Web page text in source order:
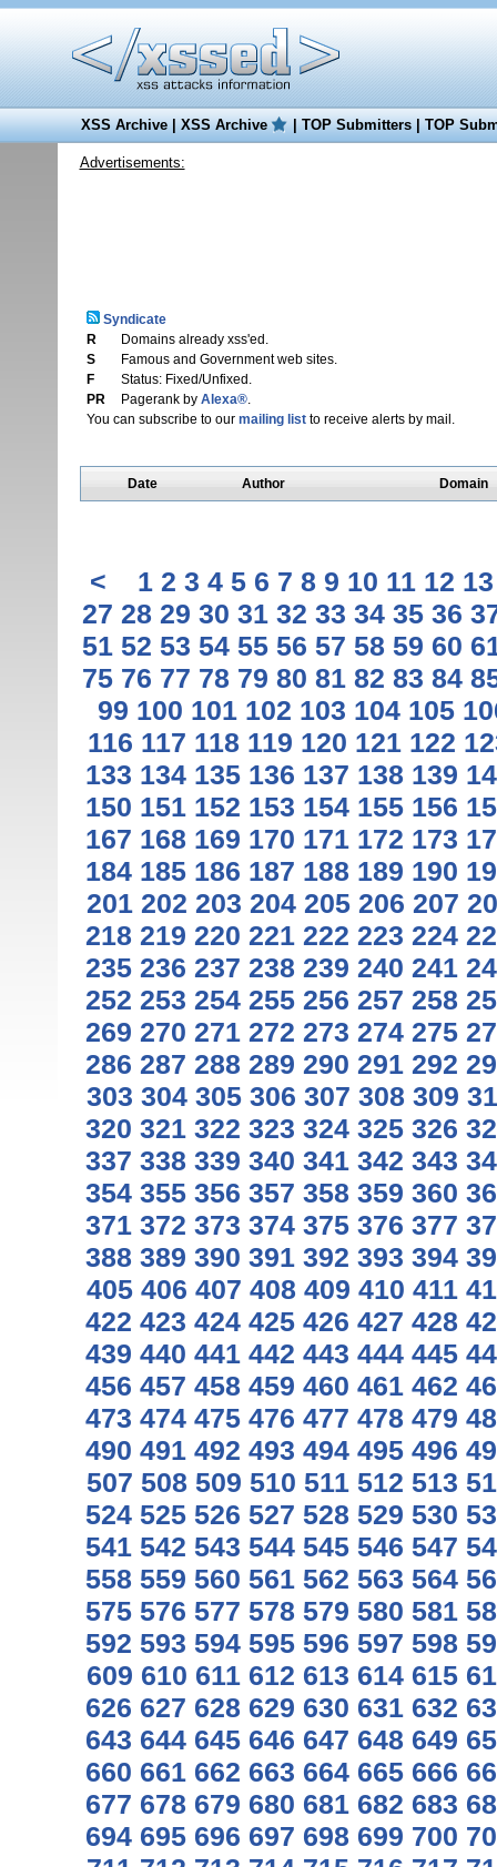
XSS Archive|XSS Archive |TOP Submitters|TOP
Advertisements:
Syndicate
R
Domains already xss'ed.
S
Famous and Government web sites.
F
Status: Fixed/Unfixed.
PR
Pagerank by Alexa®.
You can subscribe to our mailing listto receive alerts by mail.
Date Author Domain
< 1 2 3 4 5 6 7 8 9 10 11 12 13
27 28 29 30 31 32 33 34 35 36
51 52 53 54 55 56 57 58 59 60
75 76 77 78 79 80 81 82 83 84
99 100 101 102 103 104 105
116 117 118 119 120 121 122
133 134 135 136 137 138 139
150 151 152 153 154 155 156
167 168 169 170 171 172 173
184 185 186 187 188 189 190
201 202 203 204 205 206 207
218 219 220 221 222 223 224
235 236 237 238 239 240 241
252 253 254 255 256 257 258
269 270 271 272 273 274 275
286 287 288 289 290 291 292
303 304 305 306 307 308 309
320 321 322 323 324 325 326
337 338 339 340 341 342 343
354 355 356 357 358 359 360
371 372 373 374 375 376 377
388 389 390 391 392 393 394
405 406 407 408 409 410 411
422 423 424 425 426 427 428
439 440 441 442 443 444 445
456 457 458 459 460 461 462
473 474 475 476 477 478 479
490 491 492 493 494 495 496
507 508 509 510 511 512 513
524 525 526 527 528 529 530
541 542 543 544 545 546 547
558 559 560 561 562 563 564
575 576 577 578 579 580 581
592 593 594 595 596 597 598
609 610 611 612 613 614 615
626 627 628 629 630 631 632
643 644 645 646 647 648 649
660 661 662 663 664 665 666
677 678 679 680 681 682 683
694 695 696 697 698 699 700